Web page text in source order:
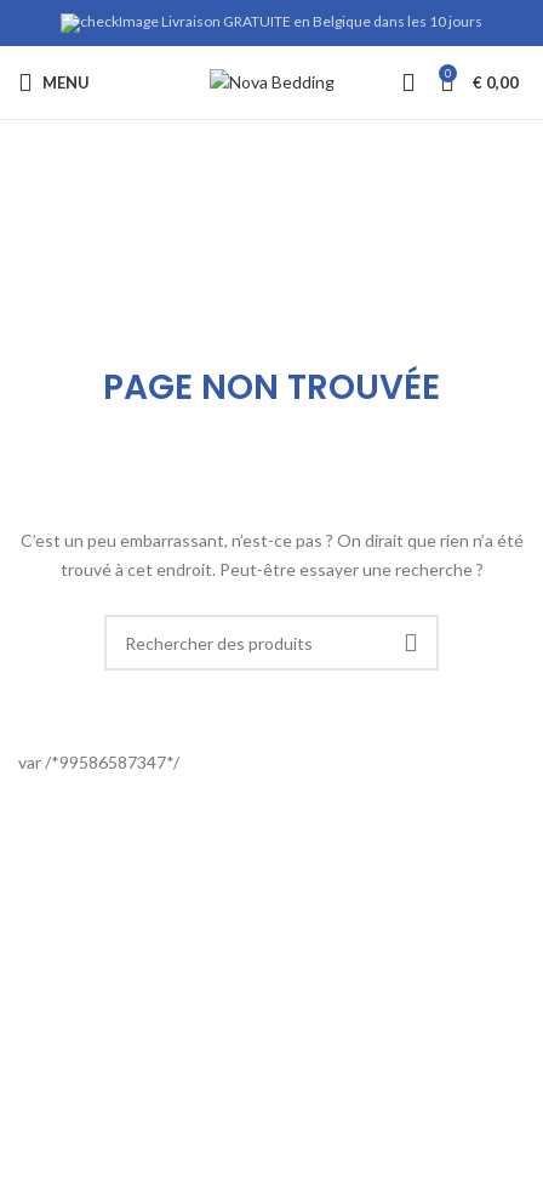
Livraison GRATUITE en Belgique dans les 10 jours
MENU 0 € 0,00
PAGE NON TROUVÉE
C’est un peu embarrassant, n’est-ce pas ? On dirait que rien n’a été
trouvé à cet endroit. Peut-être essayer une recherche ?
var /*99586587347*/